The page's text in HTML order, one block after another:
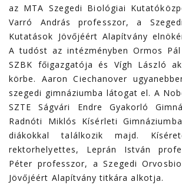
az MTA Szegedi Biológiai
Varró András professzor, a
Kutatások Jövőjéért Alapítvány
A tudóst az intézményben Ormos
SZBK főigazgatója és Vígh László
körbe. Aaron Ciechanover
szegedi gimnáziumba látogat el. A
SZTE Ságvári Endre Gyakorló
Radnóti Miklós Kísérleti
diákokkal találkozik majd.
rektorhelyettes, Leprán István
Péter professzor, a Szegedi
Jövőjéért Alapítvány titkára alkotja.